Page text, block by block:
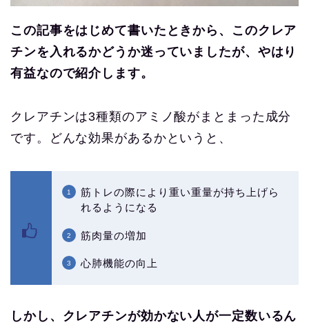
この記事をはじめて書いたときから、このクレア
チンを入れるかどうか迷っていましたが、やはり
有益なので紹介します。
クレアチンは3種類のアミノ酸がまとまった成分
です。どんな効果があるかというと、
筋トレの際により重い重量が持ち上げら
れるようになる
筋肉量の増加
心肺機能の向上
しかし、クレアチンが効かない人が一定数いるん